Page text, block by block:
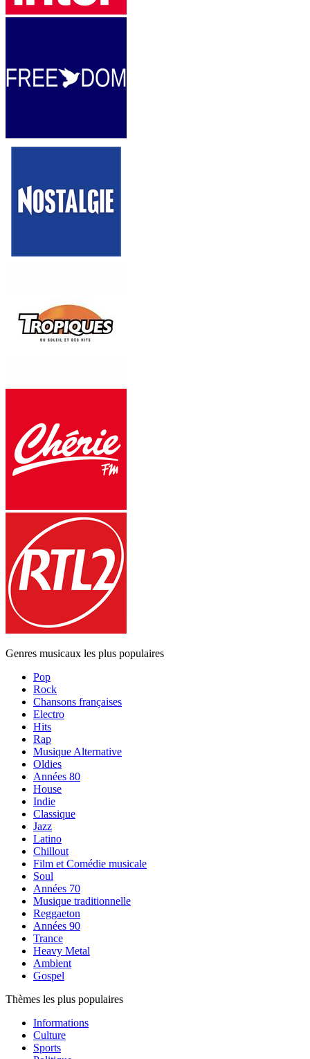
Genres musicaux les plus populaires
Pop
Rock
Chansons françaises
Electro
Hits
Rap
Musique Alternative
Oldies
Années 80
House
Indie
Classique
Jazz
Latino
Chillout
Film et Comédie musicale
Soul
Années 70
Musique traditionnelle
Reggaeton
Années 90
Trance
Heavy Metal
Ambient
Gospel
Thèmes les plus populaires
Informations
Culture
Sports